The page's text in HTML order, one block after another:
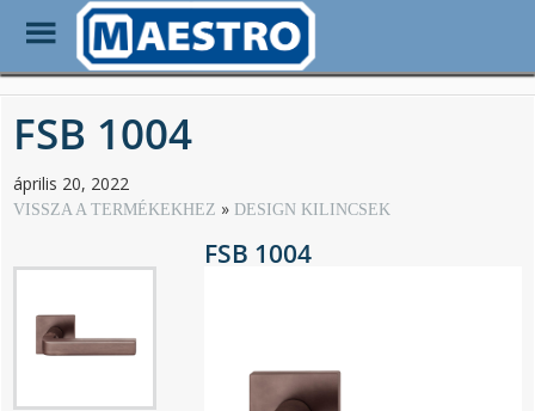
Skip
main
Toggle
Menu
FSB 1004
április 20, 2022
VISSZA A TERMÉKEKHEZ DESIGN KILINCSEK
FSB 1004